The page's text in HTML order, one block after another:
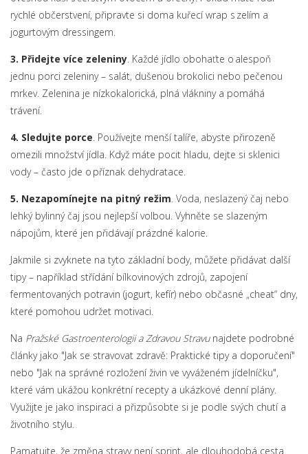
rychlé občerstvení, připravte si doma kuřecí wrap s zelím a
jogurtovým dressingem.
3. Přidejte více zeleniny. Každé jídlo obohaťte o alespoň
jednu porci zeleniny – salát, dušenou brokolici nebo pečenou
mrkev. Zelenina je nízkokalorická, plná vlákniny a pomáhá
trávení.
4. Sledujte porce. Používejte menší talíře, abyste přirozeně
omezili množství jídla. Když máte pocit hladu, dejte si sklenici
vody – často jde o příznak dehydratace.
5. Nezapomínejte na pitný režim. Voda, neslazený čaj nebo
lehký bylinný čaj jsou nejlepší volbou. Vyhněte se slazeným
nápojům, které jen přidávají prázdné kalorie.
Jakmile si zvyknete na tyto základní body, můžete přidávat další
tipy – například střídání bílkovinových zdrojů, zapojení
fermentovaných potravin (jogurt, kefír) nebo občasné „cheat“ dny,
které pomohou udržet motivaci.
Na Pražské Gastroenterologii a Zdravou Stravunajdete podrobné
články jako "Jak se stravovat zdravě: Praktické tipy a doporučení"
nebo "Jak na správné rozložení živin ve vyváženém jídelníčku",
které vám ukážou konkrétní recepty a ukázkové denní plány.
Využijte je jako inspiraci a přizpůsobte si je podle svých chutí a
životního stylu.
Pamatujte, že změna stravy není sprint, ale dlouhodobá cesta.